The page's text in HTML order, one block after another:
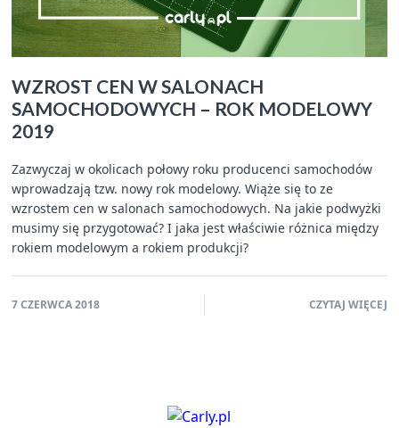
WZROST CEN W SALONACH
SAMOCHODOWYCH – ROK MODELOWY
2019
Zazwyczaj w okolicach połowy roku producenci samochodów
wprowadzają tzw. nowy rok modelowy. Wiąże się to ze
wzrostem cen w salonach samochodowych. Na jakie podwyżki
musimy się przygotować? I jaka jest właściwie różnica między
rokiem modelowym a rokiem produkcji?
7 CZERWCA 2018 CZYTAJ WIĘCEJ